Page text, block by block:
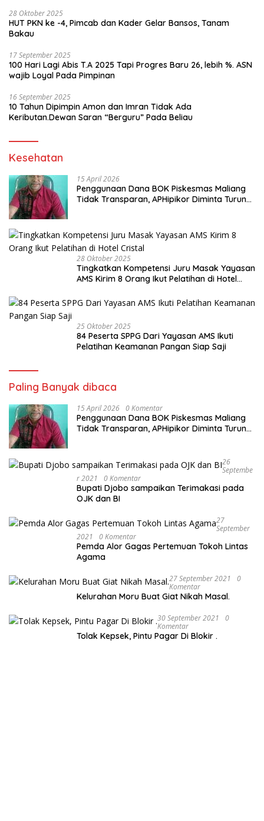
28 Oktober 2025
HUT PKN ke -4, Pimcab dan Kader Gelar Bansos, Tanam
Bakau
17 September 2025
100 Hari Lagi Abis T.A 2025 Tapi Progres Baru 26, lebih %. ASN
wajib Loyal Pada Pimpinan
16 September 2025
10 Tahun Dipimpin Amon dan Imran Tidak Ada
Keributan.Dewan Saran “Berguru” Pada Beliau
Kesehatan
15 April 2026
Penggunaan Dana BOK Piskesmas Maliang
Tidak Transparan, APHipikor Diminta Turun
28 Oktober 2025
Tingkatkan Kompetensi Juru Masak Yayasan
AMS Kirim 8 Orang Ikut Pelatihan di Hotel
25 Oktober 2025
84 Peserta SPPG Dari Yayasan AMS Ikuti
Pelatihan Keamanan Pangan Siap Saji
Paling Banyak dibaca
15 April 2026 0 Komentar
Penggunaan Dana BOK Piskesmas Maliang
Tidak Transparan, APHipikor Diminta Turun
26
Septembe
R 2021
0 Komentar
Bupati Djobo sampaikan Terimakasi pada
OJK dan BI
27
September
2021
0 Komentar
Pemda Alor Gagas Pertemuan Tokoh Lintas
Agama
27 September 2021
0
Komentar
Kelurahan Moru Buat Giat Nikah Masal.
30 September 2021
0
Komentar
Tolak Kepsek, Pintu Pagar Di Blokir .